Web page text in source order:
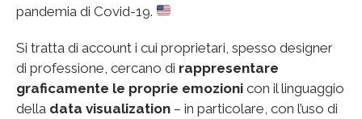
pandemia di Covid-19.
Si tratta di account i cui proprietari, spesso designer
di professione, cercano di rappresentare
graficamente le proprie emozioni con il linguaggio
della data visualization – in particolare, con l’uso di